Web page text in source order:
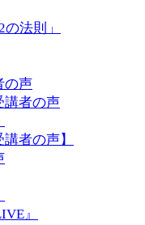
法則」
の声
講者の声
者の声】
』